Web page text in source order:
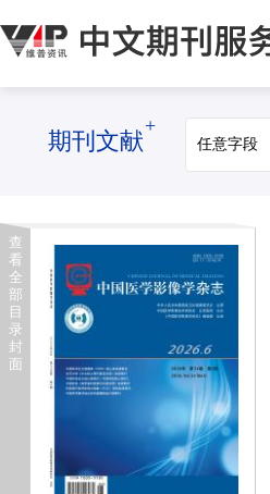
期刊文献
+
查
看
全
部
目
录
封
面